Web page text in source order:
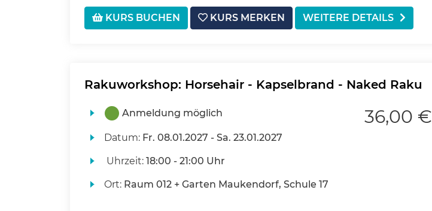
KURS BUCHEN KURS MERKEN WEITERE DETAILS
Rakuworkshop: Horsehair - Kapselbrand - Naked Raku
Anmeldung möglich
Datum: Fr. 08.01.2027 - Sa. 23.01.2027
Uhrzeit: 18:00 - 21:00 Uhr
Ort: Raum 012 + Garten Maukendorf, Schule 17
36,00 €